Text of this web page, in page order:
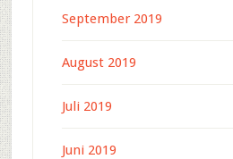
September 2019
August 2019
Juli 2019
Juni 2019